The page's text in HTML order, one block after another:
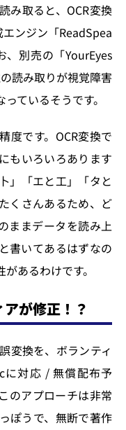
み取ると、OCR変換
ンジン「ReadSpea
別売の「YourEyes
読み取りが視覚障害
ているそうです。
度です。OCR変換で
もいろいろあります
」「エと工」「タと
くさんあるため、ど
ままデータを読み上
書いてあるはずなの
あるわけです。
が修正！？
変換を、ボランティ
に対応 / 無償配布予
のアプローチは非常
ぽうで、無断で著作